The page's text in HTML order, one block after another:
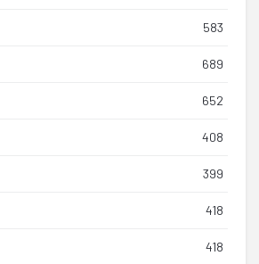
583
689
652
408
399
418
418